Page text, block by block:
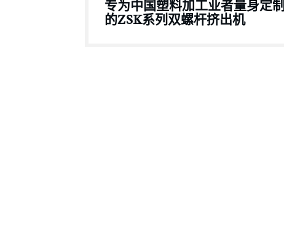
专为中国塑料加工业者量身定制
的ZSK系列双螺杆挤出机